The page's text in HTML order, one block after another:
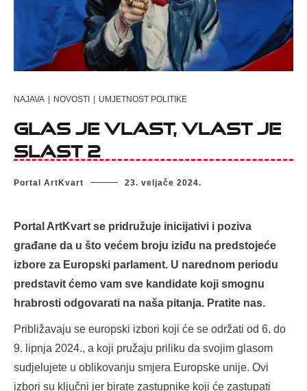
NAJAVA | NOVOSTI | UMJETNOST POLITIKE
Glas je vlast, vlast je
slast 2
Portal ArtKvart 23. veljače 2024.
Portal ArtKvart se pridružuje inicijativi i poziva
građane da u što većem broju iziđu na predstojeće
izbore za Europski parlament. U narednom periodu
predstavit ćemo vam sve kandidate koji smognu
hrabrosti odgovarati na naša pitanja. Pratite nas.
Približavaju se europski izbori koji će se održati od 6. do
9. lipnja 2024., a koji pružaju priliku da svojim glasom
sudjelujete u oblikovanju smjera Europske unije. Ovi
izbori su ključni jer birate zastupnike koji će zastupati